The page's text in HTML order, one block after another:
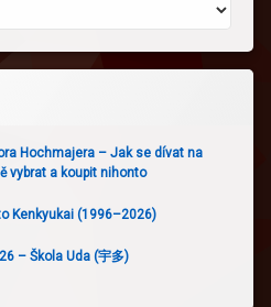
Hochmajera – Jak se dívat na
vybrat a koupit nihonto
Kenkyukai (1996–2026)
– Škola Uda (宇多)